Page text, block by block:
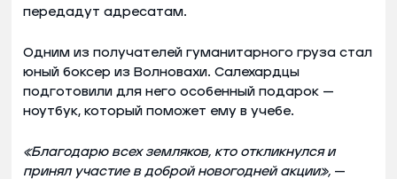
передадут адресатам.
Одним из получателей гуманитарного груза стал
юный боксер из Волновахи. Салехардцы
подготовили для него особенный подарок —
ноутбук, который поможет ему в учебе.
«Благодарю всех земляков, кто откликнулся и
принял участие в доброй новогодней акции», —